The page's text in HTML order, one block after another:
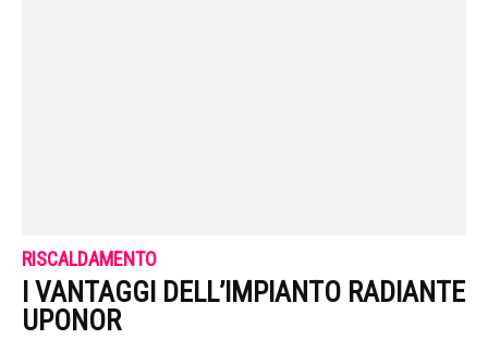
RISCALDAMENTO
I VANTAGGI DELL’IMPIANTO RADIANTE
UPONOR